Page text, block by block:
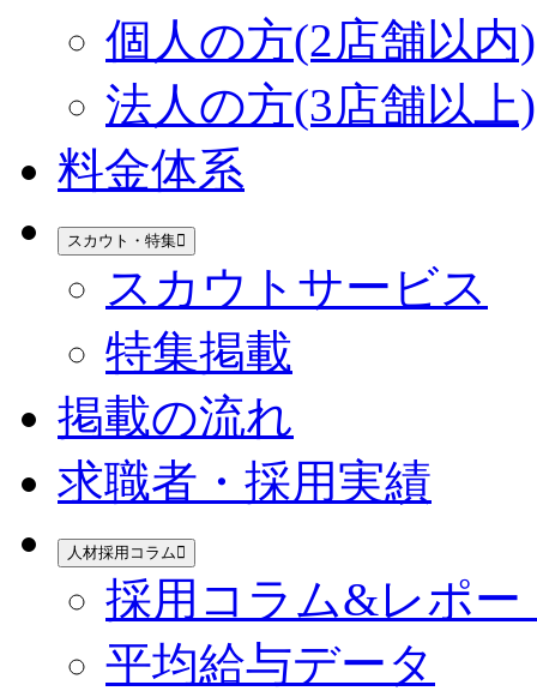
個人の方(2店舗以内)
法人の方(3店舗以上)
料金体系
スカウト・特集
スカウトサービス
特集掲載
掲載の流れ
求職者・採用実績
人材採用コラム
採用コラム&レポー
平均給与データ